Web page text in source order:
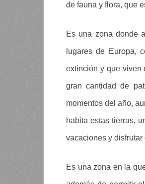
de fauna y flora, que
Es una zona donde
lugares de Europa,
extinción y que viven
gran cantidad de
momentos del año,
habita estas tierras,
vacaciones y
Es una zona en la